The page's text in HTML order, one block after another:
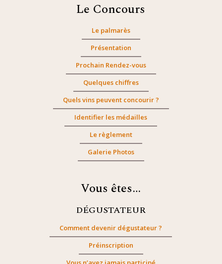
Le Concours
Le palmarès
Présentation
Prochain Rendez-vous
Quelques chiffres
Quels vins peuvent concourir ?
Identifier les médailles
Le règlement
Galerie Photos
Vous êtes…
DÉGUSTATEUR
Comment devenir dégustateur ?
Préinscription